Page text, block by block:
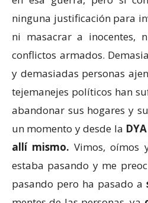
ninguna justificación para
ni masacrar a inocentes,
conflictos armados.
y demasiadas personas
tejemanejes políticos han
abandonar sus hogares y
un momento y desde la
allí mismo. Vimos, oímos
estaba pasando y me
pasando pero ha pasado a